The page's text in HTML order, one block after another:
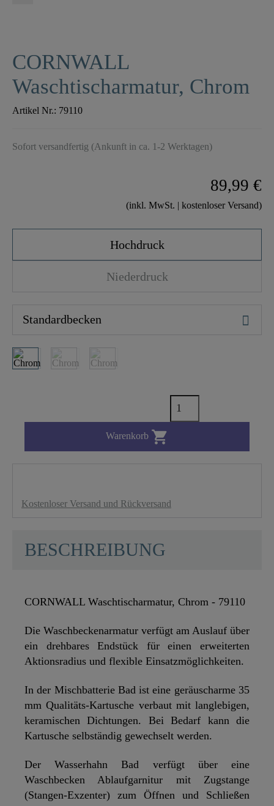
CORNWALL
Waschtischarmatur, Chrom
Artikel Nr.: 79110
Sofort versandfertig (Ankunft in ca. 1-2 Werktagen)
89,99 €
(inkl. MwSt. | kostenloser Versand)
Hochdruck
Niederdruck
Warenkorb 
Kostenloser Versand und Rückversand
BESCHREIBUNG
CORNWALL Waschtischarmatur, Chrom - 79110
Die Waschbeckenarmatur verfügt am Auslauf über
ein drehbares Endstück für einen erweiterten
Aktionsradius und flexible Einsatzmöglichkeiten.
In der Mischbatterie Bad ist eine geräuscharme 35
mm Qualitäts-Kartusche verbaut mit langlebigen,
keramischen Dichtungen. Bei Bedarf kann die
Kartusche selbständig gewechselt werden.
Der Wasserhahn Bad verfügt über eine
Waschbecken Ablaufgarnitur mit Zugstange
(Stangen-Exzenter) zum Öffnen und Schließen